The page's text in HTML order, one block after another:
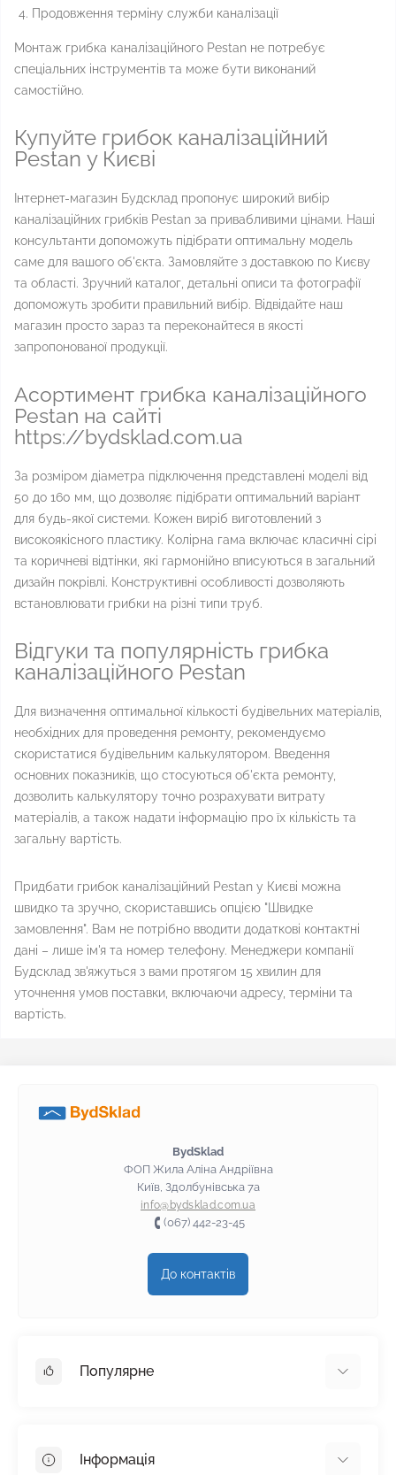
Продовження терміну служби каналізації
Монтаж грибка каналізаційного Pestan не потребує
спеціальних інструментів та може бути виконаний
самостійно.
Купуйте грибок каналізаційний
Pestan у Києві
Інтернет-магазин Будсклад пропонує широкий вибір
каналізаційних грибків Pestan за привабливими цінами. Наші
консультанти допоможуть підібрати оптимальну модель
саме для вашого об'єкта. Замовляйте з доставкою по Києву
та області. Зручний каталог, детальні описи та фотографії
допоможуть зробити правильний вибір. Відвідайте наш
магазин просто зараз та переконайтеся в якості
запропонованої продукції.
Асортимент грибка каналізаційного
Pestan на сайті
https://bydsklad.com.ua
За розміром діаметра підключення представлені моделі від
50 до 160 мм, що дозволяє підібрати оптимальний варіант
для будь-якої системи. Кожен виріб виготовлений з
високоякісного пластику. Колірна гама включає класичні сірі
та коричневі відтінки, які гармонійно вписуються в загальний
дизайн покрівлі. Конструктивні особливості дозволяють
встановлювати грибки на різні типи труб.
Відгуки та популярність грибка
каналізаційного Pestan
Для визначення оптимальної кількості будівельних матеріалів,
необхідних для проведення ремонту, рекомендуємо
скористатися будівельним калькулятором. Введення
основних показників, що стосуються об'єкта ремонту,
дозволить калькулятору точно розрахувати витрату
матеріалів, а також надати інформацію про їх кількість та
загальну вартість.
Придбати грибок каналізаційний Pestan у Києві можна
швидко та зручно, скориставшись опцією "Швидке
замовлення". Вам не потрібно вводити додаткові контактні
дані – лише ім'я та номер телефону. Менеджери компанії
Будсклад зв'яжуться з вами протягом 15 хвилин для
уточнення умов поставки, включаючи адресу, терміни та
вартість.
BydSklad
ФОП Жила Аліна Андріївна
Київ, Здолбунівська 7а
info@bydsklad.com.ua
(067) 442-23-45
До контактів
Популярне
Пінопласт
Інформація